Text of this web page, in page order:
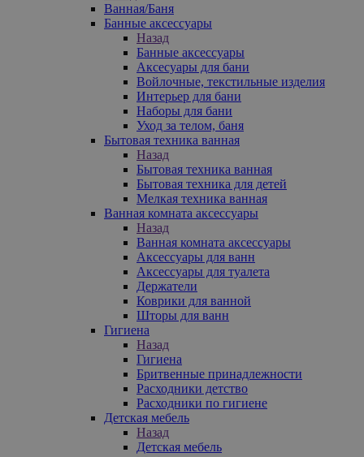
Ванная/Баня
Банные аксессуары
Назад
Банные аксессуары
Аксесуары для бани
Войлочные, текстильные изделия
Интерьер для бани
Наборы для бани
Уход за телом, баня
Бытовая техника ванная
Назад
Бытовая техника ванная
Бытовая техника для детей
Мелкая техника ванная
Ванная комната аксессуары
Назад
Ванная комната аксессуары
Аксессуары для ванн
Аксессуары для туалета
Держатели
Коврики для ванной
Шторы для ванн
Гигиена
Назад
Гигиена
Бритвенные принадлежности
Расходники детство
Расходники по гигиене
Детская мебель
Назад
Детская мебель